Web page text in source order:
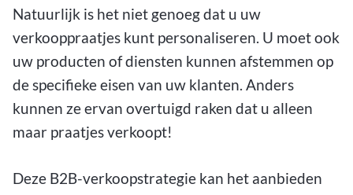
Natuurlijk is het niet genoeg dat u uw
verkooppraatjes kunt personaliseren. U moet ook
uw producten of diensten kunnen afstemmen op
de specifieke eisen van uw klanten. Anders
kunnen ze ervan overtuigd raken dat u alleen
maar praatjes verkoopt!
Deze B2B-verkoopstrategie kan het aanbieden